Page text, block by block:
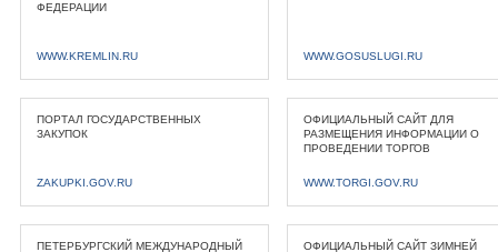
ФЕДЕРАЦИИ
WWW.KREMLIN.RU WWW.GOSUSLUGI.RU
ПОРТАЛ ГОСУДАРСТВЕННЫХ
ЗАКУПОК
ZAKUPKI.GOV.RU
ОФИЦИАЛЬНЫЙ САЙТ ДЛЯ
РАЗМЕЩЕНИЯ ИНФОРМАЦИИ О
ПРОВЕДЕНИИ ТОРГОВ
WWW.TORGI.GOV.RU
ПЕТЕРБУРГСКИЙ МЕЖДУНАРОДНЫЙ
ОФИЦИАЛЬНЫЙ САЙТ ЗИМНЕЙ